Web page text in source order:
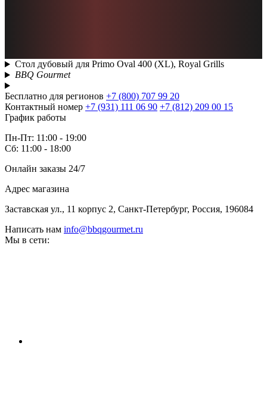
Стол дубовый для Primo Oval 400 (XL), Royal Grills
BBQ Gourmet
Бесплатно для регионов +7 (800) 707 99 20
Контактный номер +7 (931) 111 06 90 +7 (812) 209 00 15
График работы
Пн-Пт: 11:00 - 19:00
Сб: 11:00 - 18:00
Онлайн заказы 24/7
Адрес магазина
Заставская ул., 11 корпус 2, Санкт-Петербург, Россия, 196084
Написать нам info@bbqgourmet.ru
Мы в сети: